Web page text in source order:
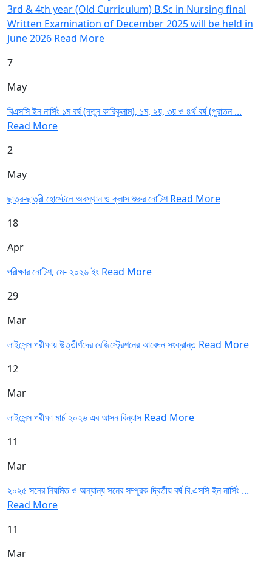
3rd & 4th year (Old Curriculum) B.Sc in Nursing final
Written Examination of December 2025 will be held in
June 2026 Read More
7
May
বিএসসি ইন নার্সিং ১ম বর্ষ (নতুন কারিকুলাম), ১ম, ২য়, ৩য় ও ৪র্থ বর্ষ (পুরাতন ...
Read More
2
May
ছাত্র-ছাত্রী হোস্টেলে অবস্থান ও ক্লাস শুরুর নোটিশRead More
18
Apr
পরীক্ষার নোটিশ, মে- ২০২৬ ইং Read More
29
Mar
লাইসেন্স পরীক্ষায় উত্তীর্ণদের রেজিস্ট্রেশনের আবেদন সংক্রান্তRead More
12
Mar
লাইসেন্স পরীক্ষা মার্চ ২০২৬ এর আসন বিন্যাসRead More
11
Mar
২০২৫ সনের নিয়মিত ও অন্যান্য সনের সম্পূরক দ্বিতীয় বর্ষ বি.এসসি ইন নার্সিং ...
Read More
11
Mar